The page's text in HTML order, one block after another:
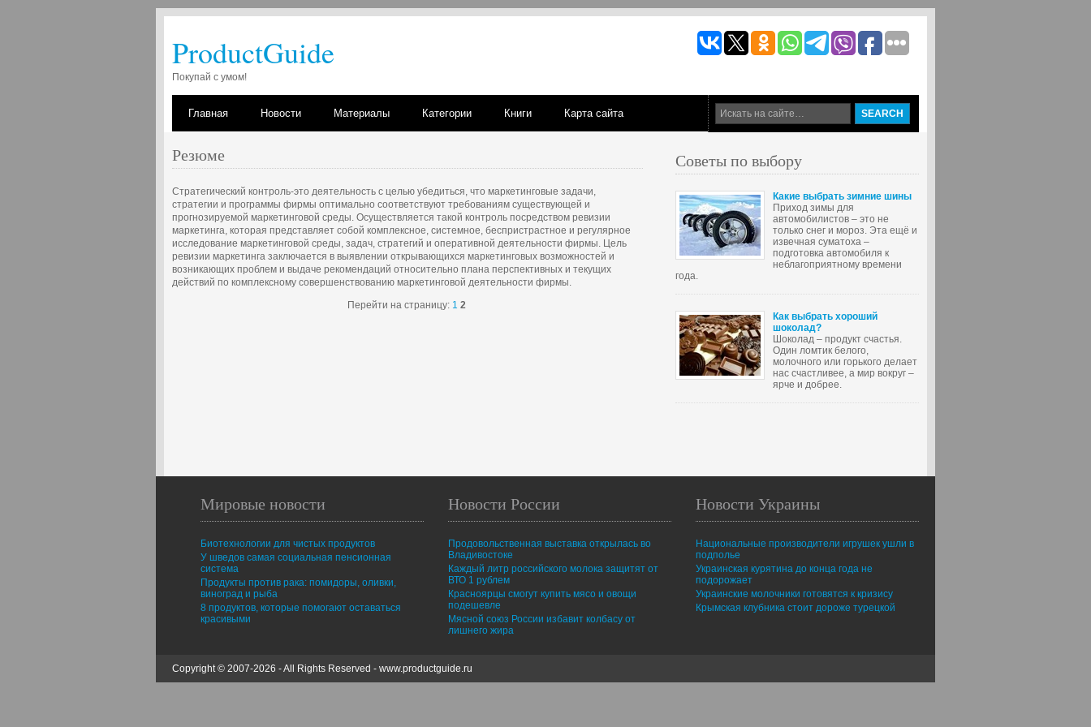
ProductGuide
Покупай с умом!
Главная Новости Материалы Категории Книги Карта сайта
Резюме
Стратегический контроль-это деятельность с целью убедиться, что маркетинговые задачи,
стратегии и программы фирмы оптимально соответствуют требованиям существующей и
прогнозируемой маркетинговой среды. Осуществляется такой контроль посредством ревизии
маркетинга, которая представляет собой комплексное, системное, беспристрастное и регулярное
исследование маркетинговой среды, задач, стратегий и оперативной деятельности фирмы. Цель
ревизии маркетинга заключается в выявлении открывающихся маркетинговых возможностей и
возникающих проблем и выдаче рекомендаций относительно плана перспективных и текущих
действий по комплексному совершенствованию маркетинговой деятельности фирмы.
Перейти на страницу: 1 2
Советы по выбору
Какие выбрать зимние шины
Приход зимы для
автомобилистов – это не
только снег и мороз. Эта ещё и
извечная суматоха –
подготовка автомобиля к
неблагоприятному времени
года.
Как выбрать хороший
шоколад?
Шоколад – продукт счастья.
Один ломтик белого,
молочного или горького делает
нас счастливее, а мир вокруг –
ярче и добрее.
Новости Украины
Национальные производители игрушек ушли в
подполье
Украинская курятина до конца года не
подорожает
Украинские молочники готовятся к кризису
Крымская клубника стоит дороже турецкой
Новости России
Продовольственная выставка открылась во
Владивостоке
Каждый литр российского молока защитят от
ВТО 1 рублем
Красноярцы смогут купить мясо и овощи
подешевле
Мясной союз России избавит колбасу от
лишнего жира
Мировые новости
Биотехнологии для чистых продуктов
У шведов самая социальная пенсионная
система
Продукты против рака: помидоры, оливки,
виноград и рыба
8 продуктов, которые помогают оставаться
красивыми
Copyright © 2007-2026 - All Rights Reserved - www.productguide.ru